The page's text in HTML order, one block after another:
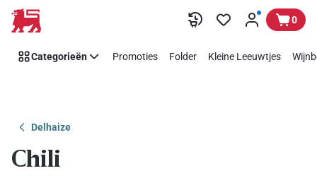
Overslaan 0
Categorieën Promoties Folder Kleine Leeuwtjes
Delhaize
Chili